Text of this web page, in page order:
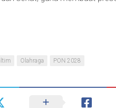
Olahraga PON 2028